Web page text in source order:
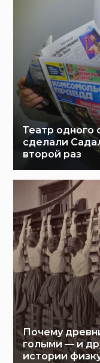
Театр одного
сделали
второй раз
Почему
голыми — и
истории